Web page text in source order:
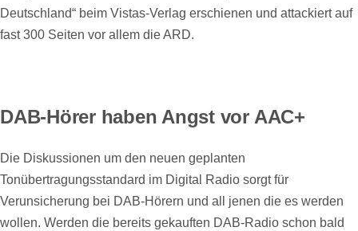
Deutschland“ beim Vistas-Verlag erschienen und attackiert auf
fast 300 Seiten vor allem die ARD.
DAB-Hörer haben Angst vor AAC+
Die Diskussionen um den neuen geplanten
Tonübertragungsstandard im Digital Radio sorgt für
Verunsicherung bei DAB-Hörern und all jenen die es werden
wollen. Werden die bereits gekauften DAB-Radio schon bald